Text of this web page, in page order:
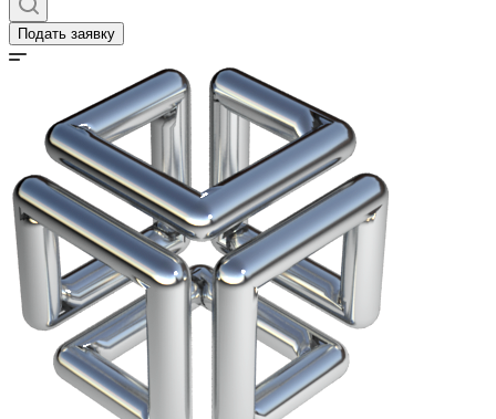
Подать заявку